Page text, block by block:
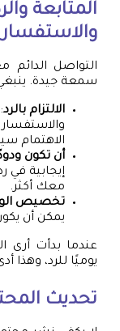
المتابعة
التواصل
سمعة جيدة.
الالتزام بالرد
الاهتمام
أن تكون
إيجابية في
معك أكثر.
تخصيص
يمكن أن
عندما بدأت
يوميًا للرد، وهذا
تحديث